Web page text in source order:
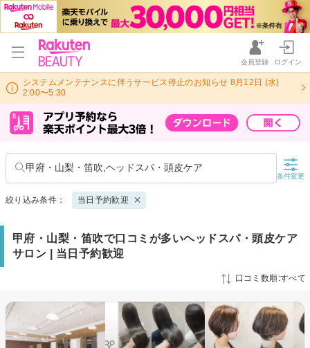
会員登録 ログイン
システムメンテナンスに伴うサービス停止のお知らせ 8月12日 (水)
2:00〜5:30
甲府・山梨・笛吹,ヘッドスパ・頭皮ケア
条件変更
絞り込み条件： 当日予約歓迎
甲府・山梨・笛吹で口コミが多いヘッドスパ・頭皮ケア
サロン | 当日予約歓迎
口コミ数順:すべて